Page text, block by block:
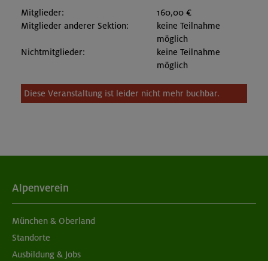
Mitglieder:
160,00 €
Mitglieder anderer Sektion:
keine Teilnahme
möglich
Nichtmitglieder:
keine Teilnahme
möglich
Diese Veranstaltung ist leider nicht mehr buchbar.
Alpenverein
München & Oberland
Standorte
Ausbildung & Jobs